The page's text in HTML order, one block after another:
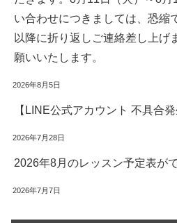
い合わせにつきましては、恐縮
以降に折り返しご連絡差し上げ
願いいたします。
2026年8月5日
【LINE公式アカウント 不具合
2026年7月28日
2026年8月のレッスン予定表
2026年7月7日